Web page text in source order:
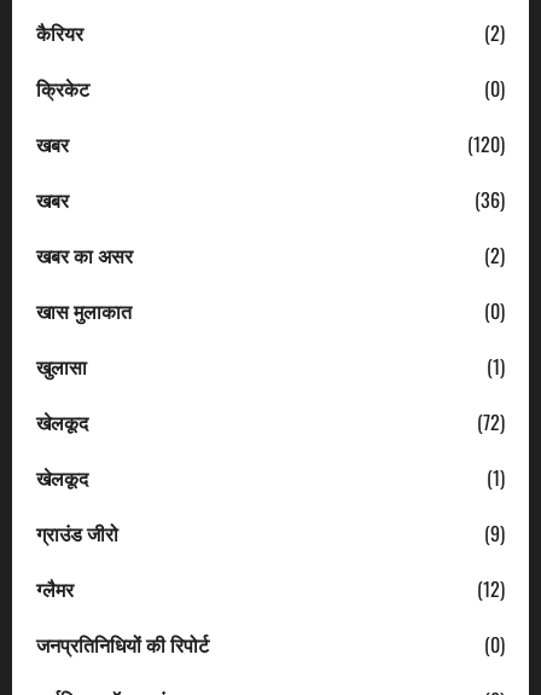
कैरियर
(2)
क्रिकेट
(0)
खबर
(120)
खबर
(36)
खबर का असर
(2)
खास मुलाकात
(0)
खुलासा
(1)
खेलकूद
(72)
खेलकूद
(1)
ग्राउंड जीरो
(9)
ग्लैमर
(12)
जनप्रतिनिधियों की रिपोर्ट
(0)